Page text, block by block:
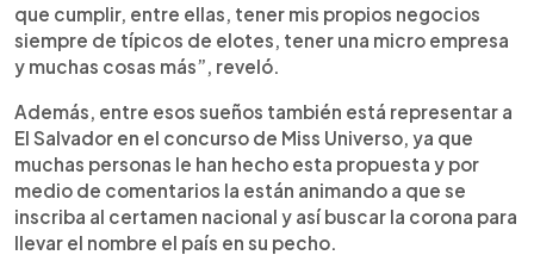
que cumplir, entre ellas, tener mis propios negocios
siempre de típicos de elotes, tener una micro empresa
y muchas cosas más”, reveló.
Además, entre esos sueños también está representar a
El Salvador en el concurso de Miss Universo, ya que
muchas personas le han hecho esta propuesta y por
medio de comentarios la están animando a que se
inscriba al certamen nacional y así buscar la corona para
llevar el nombre el país en su pecho.